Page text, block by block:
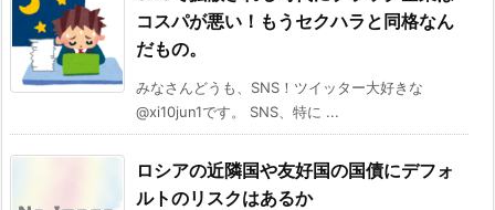
コスパが悪い！もうセクハラと同格なん
だもの。
みなさんどうも、SNS！ツイッター大好きな
@xi10jun1です。 SNS、特に ...
ロシアの近隣国や友好国の国債にデフォ
ルトのリスクはあるか